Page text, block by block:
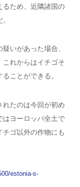
るため、近隣諸国の
いがあった場合、
れからはイチゴそ
ことができる。
れたのは今回が初め
はヨーロッパ全土で
ゴ以外の作物にも
estonia-s-